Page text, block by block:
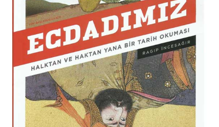
ÖYKÜ
ŞIIR
EFSANE
ÇOCUK KITAPLARI
MIZAH
EKONOMI
İLETIŞIM